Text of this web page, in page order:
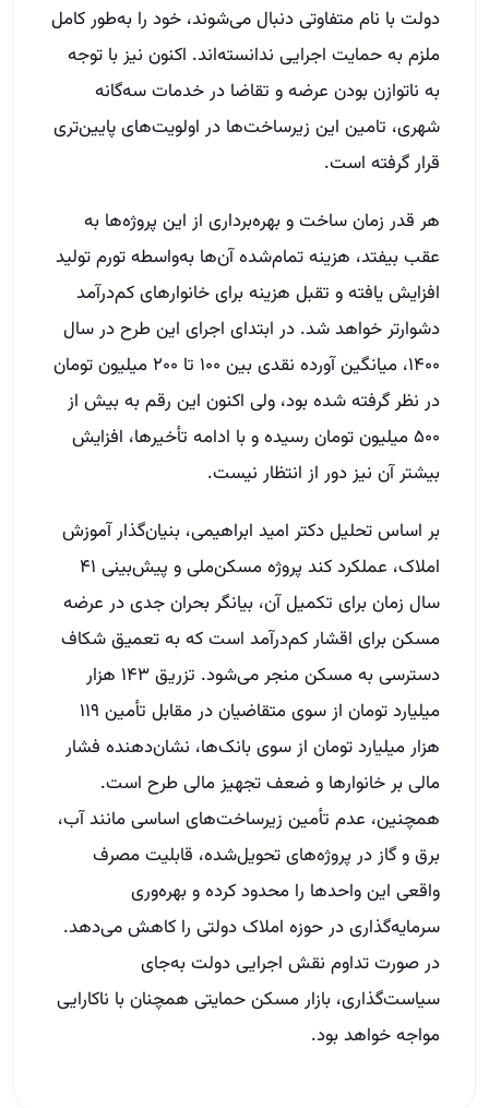
دولت با نام متفاوتی دنبال می‌شوند، خود را به‌طور کامل
ملزم به حمایت اجرایی ندانسته‌اند. اکنون نیز با توجه
به ناتوازن بودن عرضه و تقاضا در خدمات سه‌گانه
شهری، تامین این زیرساخت‌ها در اولویت‌های پایین‌تری
قرار گرفته است.
هر قدر زمان ساخت و بهره‌برداری از این پروژه‌ها به
عقب بیفتد، هزینه تمام‌شده آن‌ها به‌واسطه تورم تولید
افزایش یافته و تقبل هزینه برای خانوارهای کم‌درآمد
دشوارتر خواهد شد. در ابتدای اجرای این طرح در سال
۱۴۰۰، میانگین آورده نقدی بین ۱۰۰ تا ۲۰۰ میلیون تومان
در نظر گرفته شده بود، ولی اکنون این رقم به بیش از
۵۰۰ میلیون تومان رسیده و با ادامه تأخیرها، افزایش
بیشتر آن نیز دور از انتظار نیست.
بر اساس تحلیل دکتر امید ابراهیمی، بنیان‌گذار آموزش
املاک، عملکرد کند پروژه مسکن‌ملی و پیش‌بینی ۴۱
سال زمان برای تکمیل آن، بیانگر بحران جدی در عرضه
مسکن برای اقشار کم‌درآمد است که به تعمیق شکاف
دسترسی به مسکن منجر می‌شود. تزریق ۱۴۳ هزار
میلیارد تومان از سوی متقاضیان در مقابل تأمین ۱۱۹
هزار میلیارد تومان از سوی بانک‌ها، نشان‌دهنده فشار
مالی بر خانوارها و ضعف تجهیز مالی طرح است.
همچنین، عدم تأمین زیرساخت‌های اساسی مانند آب،
برق و گاز در پروژه‌های تحویل‌شده، قابلیت مصرف
واقعی این واحدها را محدود کرده و بهره‌وری
سرمایه‌گذاری در حوزه املاک دولتی را کاهش می‌دهد.
در صورت تداوم نقش اجرایی دولت به‌جای
سیاست‌گذاری، بازار مسکن حمایتی همچنان با ناکارایی
مواجه خواهد بود.